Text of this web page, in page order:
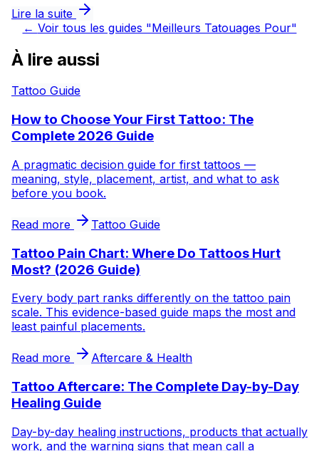
Lire la suite
← Voir tous les guides "Meilleurs Tatouages Pour"
À lire aussi
Tattoo Guide
How to Choose Your First Tattoo: The
Complete 2026 Guide
A pragmatic decision guide for first tattoos —
meaning, style, placement, artist, and what to ask
before you book.
Read more Tattoo Guide
Tattoo Pain Chart: Where Do Tattoos Hurt
Most? (2026 Guide)
Every body part ranks differently on the tattoo pain
scale. This evidence-based guide maps the most and
least painful placements.
Read more Aftercare & Health
Tattoo Aftercare: The Complete Day-by-Day
Healing Guide
Day-by-day healing instructions, products that actually
work, and the warning signs that mean call a